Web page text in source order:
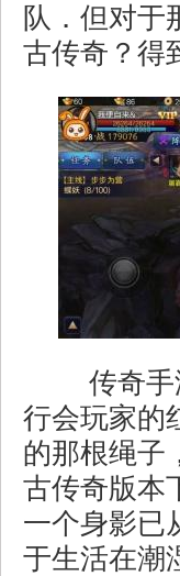
队．但对于
古传奇？得
传奇手
行会玩家的
的那根绳子
古传奇版本
一个身影已
于生活在潮